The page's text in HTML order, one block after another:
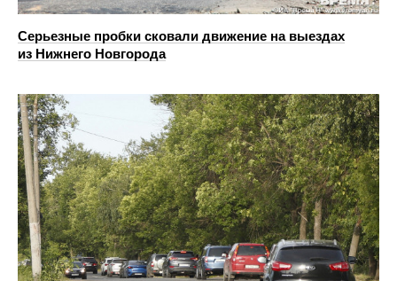
Серьезные пробки сковали движение на выездах
из Нижнего Новгорода